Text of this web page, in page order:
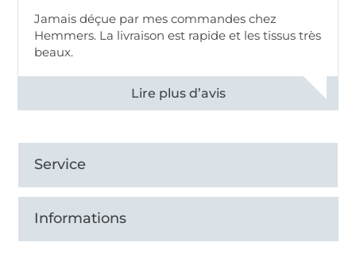
Jamais déçue par mes commandes chez
Hemmers. La livraison est rapide et les tissus très
beaux.
Voir tous les 11496 commentaires
Service
Informations